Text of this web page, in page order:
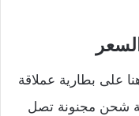
على بطارية عملاقة
سرعة شحن مجنونة تصل